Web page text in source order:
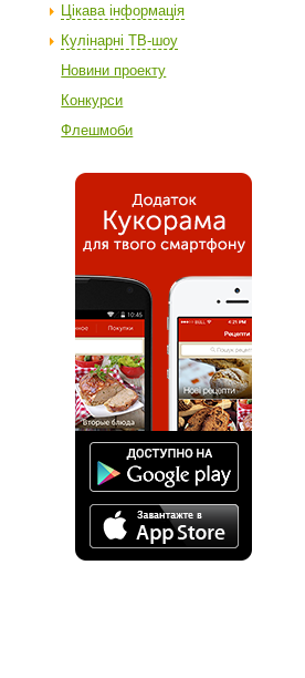
Цікава інформація
Кулінарні ТВ-шоу
Новини проекту
Конкурси
Флешмоби